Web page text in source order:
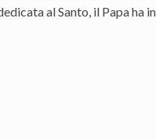
al Santo, il Papa ha